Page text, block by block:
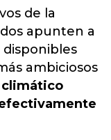
de la
apunten a
ambiciosos
climático